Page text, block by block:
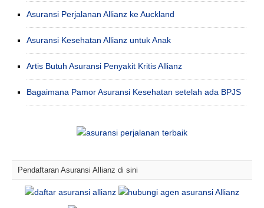
Asuransi Perjalanan Allianz ke Auckland
Asuransi Kesehatan Allianz untuk Anak
Artis Butuh Asuransi Penyakit Kritis Allianz
Bagaimana Pamor Asuransi Kesehatan setelah ada BPJS
Pendaftaran Asuransi Allianz di sini